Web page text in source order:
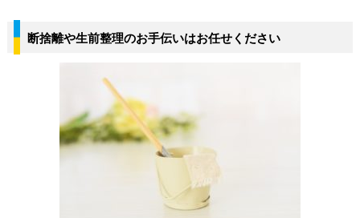
断捨離や生前整理のお手伝いはお任せください